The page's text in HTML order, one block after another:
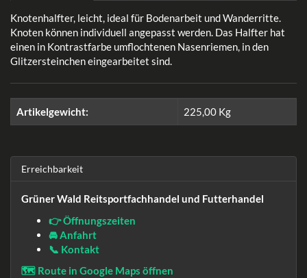
Knotenhalfter, leicht, ideal für Bodenarbeit und Wanderritte.
Knoten können individuell angepasst werden. Das Halfter hat
einen in Kontrastfarbe umflochtenen Nasenriemen, in den
Glitzersteinchen eingearbeitet sind.
Artikelgewicht: 225,00 Kg
Erreichbarkeit
Grüner Wald Reitsportfachhandel und Futterhandel
👉 Öffnungszeiten
🚘 Anfahrt
📞 Kontakt
🗺️ Route in Google Maps öffnen